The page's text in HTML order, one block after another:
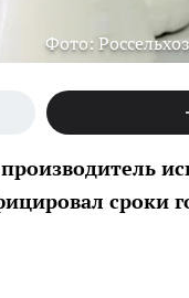
Фото:
сроки